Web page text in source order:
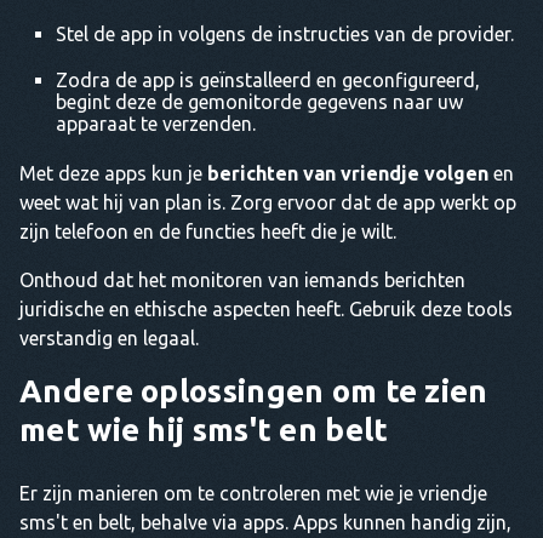
Stel de app in volgens de instructies van de provider.
Zodra de app is geïnstalleerd en geconfigureerd,
begint deze de gemonitorde gegevens naar uw
apparaat te verzenden.
Met deze apps kun je berichten van vriendje volgen en
weet wat hij van plan is. Zorg ervoor dat de app werkt op
zijn telefoon en de functies heeft die je wilt.
Onthoud dat het monitoren van iemands berichten
juridische en ethische aspecten heeft. Gebruik deze tools
verstandig en legaal.
Andere oplossingen om te zien
met wie hij sms't en belt
Er zijn manieren om te controleren met wie je vriendje
sms't en belt, behalve via apps. Apps kunnen handig zijn,